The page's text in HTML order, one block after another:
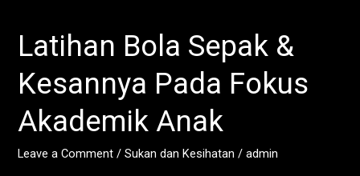
Latihan Bola Sepak &
Kesannya Pada Fokus
Akademik Anak
Leave a Comment /Sukan dan Kesihatan /admin
Latihan
Bola
Sepak
Kesannya